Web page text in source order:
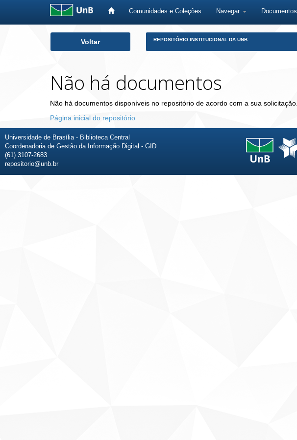
Comunidades e Coleções Navegar Documentos
Voltar REPOSITÓRIO INSTITUCIONAL DA UNB
Não há documentos
Não há documentos disponíveis no repositório de acordo com a sua solicitação.
Página inicial do repositório
Universidade de Brasília - Biblioteca Central
Coordenadoria de Gestão da Informação Digital - GID
(61) 3107-2683
repositorio@unb.br